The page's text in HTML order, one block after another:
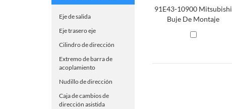
Eje de salida
Eje trasero eje
Cilindro de dirección
Extremo de barra de
acoplamiento
Nudillo de dirección
Caja de cambios de
dirección asistida
91E43-10900 Mitsubishi
Buje De Montaje